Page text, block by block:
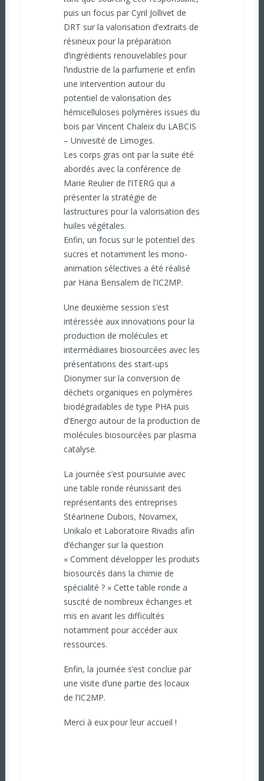
puis un focus par Cyril Jollivet de
DRT sur la valorisation d’extraits de
résineux pour la préparation
d’ingrédients renouvelables pour
l’industrie de la parfumerie et enfin
une intervention autour du
potentiel de valorisation des
hémicelluloses polymères issues du
bois par Vincent Chaleix du LABCIS
– Univesité de Limoges.
Les corps gras ont par la suite été
abordés avec la conférence de
Marie Reulier de l’ITERG qui a
présenter la stratégie de
lastructures pour la valorisation des
huiles végétales.
Enfin, un focus sur le potentiel des
sucres et notamment les mono-
animation sélectives a été réalisé
par Hana Bensalem de l’IC2MP.
Une deuxième session s’est
intéressée aux innovations pour la
production de molécules et
intermédiaires biosourcées avec les
présentations des start-ups
Dionymer sur la conversion de
déchets organiques en polymères
biodégradables de type PHA puis
d’Energo autour de la production de
molécules biosourcées par plasma
catalyse.
La journée s’est poursuivie avec
une table ronde réunissant des
représentants des entreprises
Stéarinerie Dubois, Novamex,
Unikalo et Laboratoire Rivadis afin
d’échanger sur la question
« Comment développer les produits
biosourcés dans la chimie de
spécialité ? » Cette table ronde a
suscité de nombreux échanges et
mis en avant les difficultés
notamment pour accéder aux
ressources.
Enfin, la journée s’est conclue par
une visite d’une partie des locaux
de l’IC2MP.
Merci à eux pour leur accueil !